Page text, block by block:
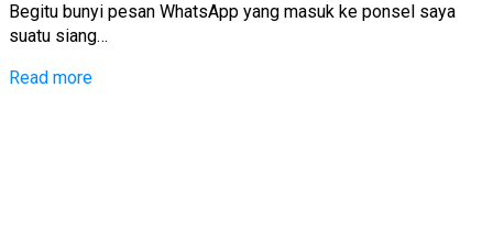
Begitu bunyi pesan WhatsApp yang masuk ke ponsel saya
suatu siang…
Read more